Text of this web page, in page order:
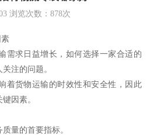
浏览次数： 878次
需求日益增长，如何选择一家合适的
注的问题。
着货物运输的时效性和安全性，因此
因素。
量的首要指标。